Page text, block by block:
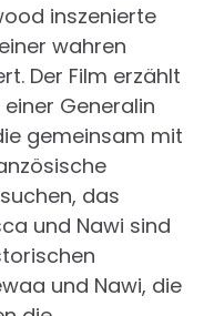
inszenierte
wahren
Der Film erzählt
Generalin
gemeinsam mit
das
und Nawi sind
und Nawi, die